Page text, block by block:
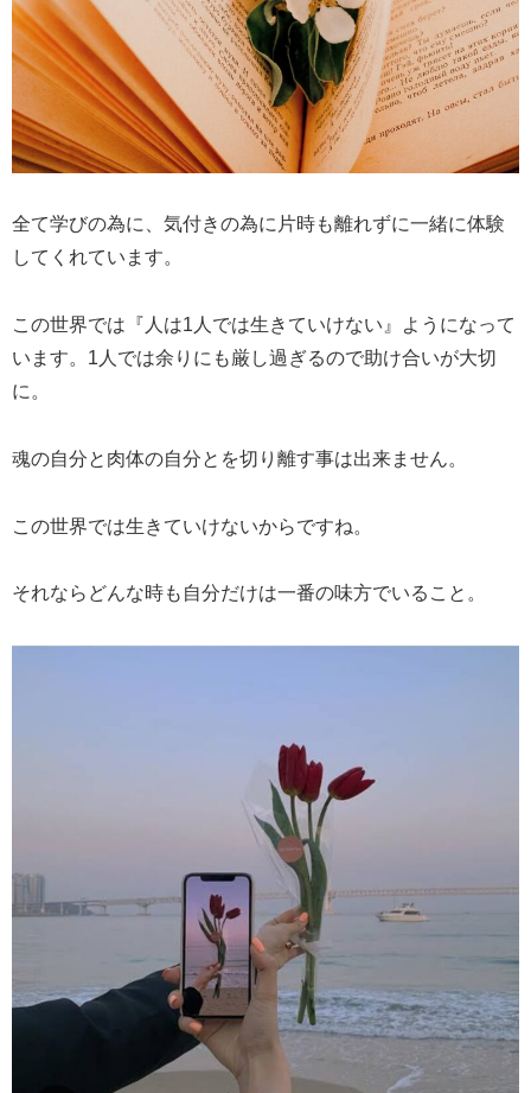
全て学びの為に、気付きの為に片時も離れずに一緒に体験
してくれています。
この世界では『人は1人では生きていけない』ようになって
います。1人では余りにも厳し過ぎるので助け合いが大切
に。
魂の自分と肉体の自分とを切り離す事は出来ません。
この世界では生きていけないからですね。
それならどんな時も自分だけは一番の味方でいること。